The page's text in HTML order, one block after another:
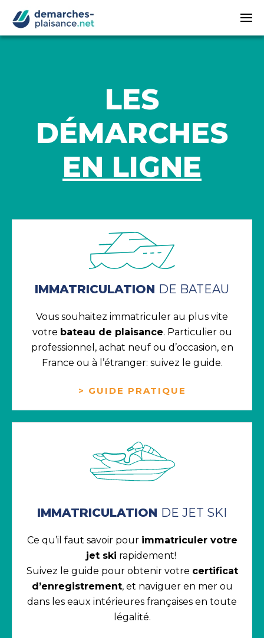
Passer au contenu principal
LES
DÉMARCHES
EN LIGNE
IMMATRICULATION DE BATEAU
Vous souhaitez immatriculer au plus vite
votre bateau de plaisance. Particulier ou
professionnel, achat neuf ou d’occasion, en
France ou à l’étranger: suivez le guide.
> GUIDE PRATIQUE
IMMATRICULATION DE JET SKI
Ce qu’il faut savoir pour immatriculer votre
jet ski rapidement!
Suivez le guide pour obtenir votre certificat
d’enregistrement, et naviguer en mer ou
dans les eaux intérieures françaises en toute
légalité.